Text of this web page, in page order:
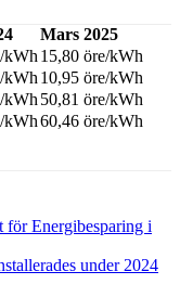
Mars 2025
kWh 15,80 öre/kWh
kWh 10,95 öre/kWh
kWh 50,81 öre/kWh
kWh60,46 öre/kWh
för Energibesparing i
under 2024